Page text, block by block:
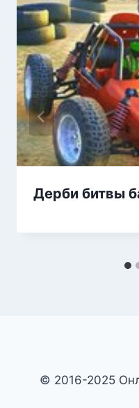
Дерби битвы
© 2016-2025